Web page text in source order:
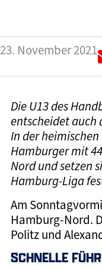
23. November 2021
Die U13 des
entscheidet auch
In der
Hamburger mit
Nord und setzen
Hamburg-Liga
Am
Hamburg-Nord.
Politz und
SCHNELLE